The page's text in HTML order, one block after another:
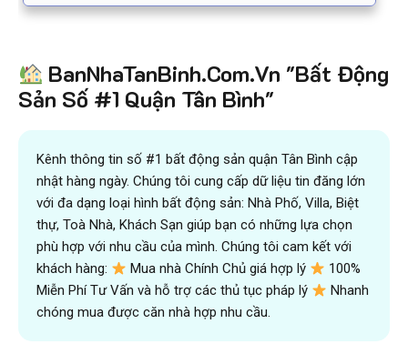
BanNhaTanBinh.Com.Vn "Bất Động
Sản Số #1 Quận Tân Bình"
Kênh thông tin số #1 bất động sản quận Tân Bình cập
nhật hàng ngày. Chúng tôi cung cấp dữ liệu tin đăng lớn
với đa dạng loại hình bất động sản: Nhà Phố, Villa, Biệt
thự, Toà Nhà, Khách Sạn giúp bạn có những lựa chọn
phù hợp với nhu cầu của mình. Chúng tôi cam kết với
khách hàng:
Mua nhà Chính Chủ giá hợp lý
100%
Miễn Phí Tư Vấn và hỗ trợ các thủ tục pháp lý
Nhanh
chóng mua được căn nhà hợp nhu cầu.